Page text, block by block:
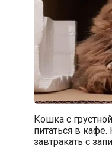
Кошка с
питаться в
завтракать с